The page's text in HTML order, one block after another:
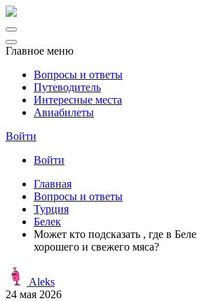
Главное меню
Вопросы и ответы
Путеводитель
Интересные места
Авиабилеты
Войти
Войти
Главная
Вопросы и ответы
Турция
Белек
Может кто подсказать , где в
хорошего и свежего мяса?
Aleks
24 мая 2026